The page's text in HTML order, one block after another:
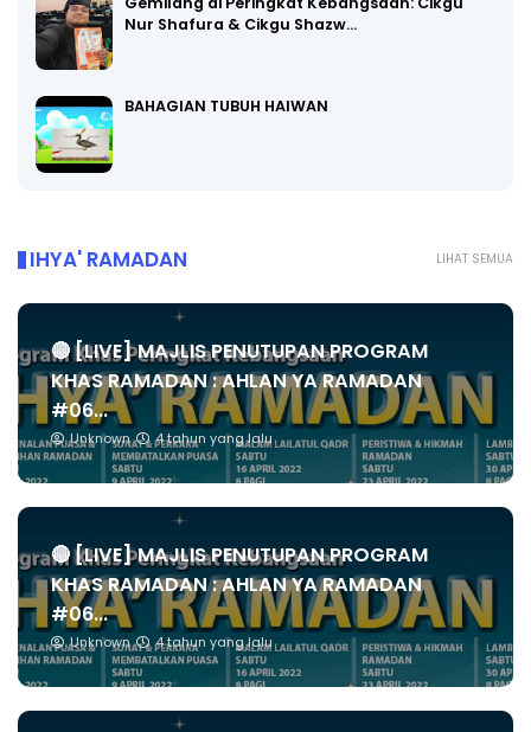
Nur Shafura & Cikgu Shazw…
BAHAGIAN TUBUH HAIWAN
LIHAT SEMUA
IHYA' RAMADAN
🔴 [LIVE] MAJLIS PENUTUPAN PROGRAM
KHAS RAMADAN : AHLAN YA RAMADAN
#06...
Unknown 4 tahun yang lalu
🔴 [LIVE] MAJLIS PENUTUPAN PROGRAM
KHAS RAMADAN : AHLAN YA RAMADAN
#06...
Unknown 4 tahun yang lalu